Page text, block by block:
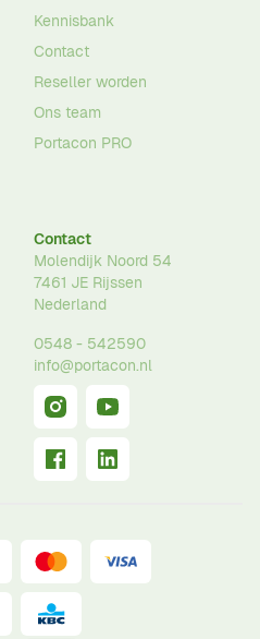
Kennisbank
Contact
Reseller worden
Ons team
Portacon PRO
Contact
Molendijk Noord 54
7461 JE Rijssen
Nederland
0548 - 542590
info@portacon.nl